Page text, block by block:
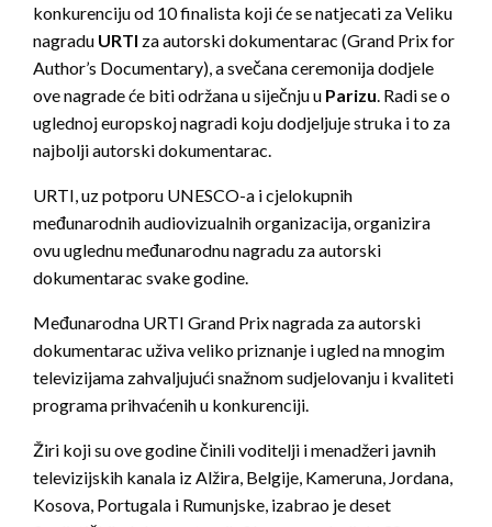
konkurenciju od 10 finalista koji će se natjecati za Veliku
nagradu URTI za autorski dokumentarac (Grand Prix for
Author’s Documentary), a svečana ceremonija dodjele
ove nagrade će biti održana u siječnju u Parizu. Radi se o
uglednoj europskoj nagradi koju dodjeljuje struka i to za
najbolji autorski dokumentarac.
URTI, uz potporu UNESCO-a i cjelokupnih
međunarodnih audiovizualnih organizacija, organizira
ovu uglednu međunarodnu nagradu za autorski
dokumentarac svake godine.
Međunarodna URTI Grand Prix nagrada za autorski
dokumentarac uživa veliko priznanje i ugled na mnogim
televizijama zahvaljujući snažnom sudjelovanju i kvaliteti
programa prihvaćenih u konkurenciji.
Žiri koji su ove godine činili voditelji i menadžeri javnih
televizijskih kanala iz Alžira, Belgije, Kameruna, Jordana,
Kosova, Portugala i Rumunjske, izabrao je deset